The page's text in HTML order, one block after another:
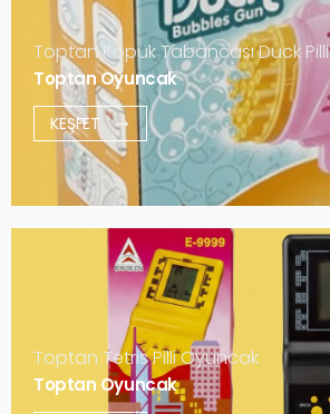
Toptan Köpük Tabancası Duck Pilli
Toptan Oyuncak
KEŞFET
Toptan Tetris Pilli Oyuncak
Toptan Oyuncak